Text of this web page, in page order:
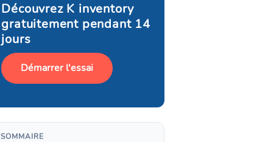
Découvrez K inventory
gratuitement pendant 14
jours
Démarrer l'essai
SOMMAIRE